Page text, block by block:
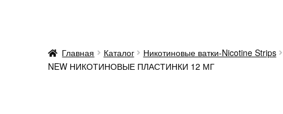
Главная Каталог Никотиновые ватки-Nicotine Strips
NEW НИКОТИНОВЫЕ ПЛАСТИНКИ 12 МГ